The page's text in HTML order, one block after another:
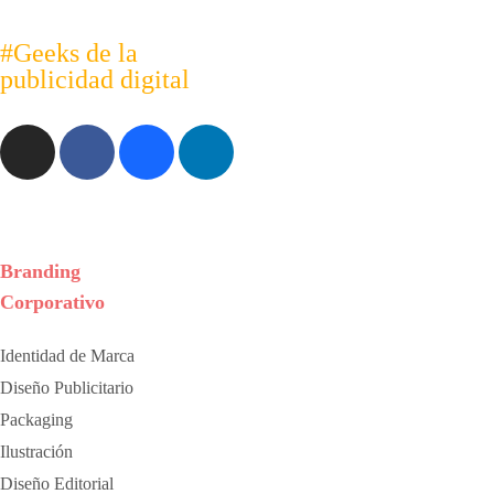
#Geeks de la
publicidad digital
Branding
Corporativo
Identidad de Marca
Diseño Publicitario
Packaging
Ilustración
Diseño Editorial